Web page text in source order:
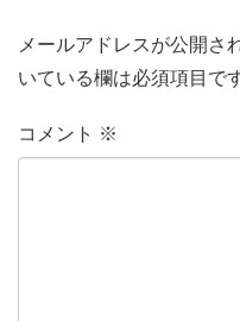
メールアドレスが公開さ
いている欄は必須項目で
コメント ※